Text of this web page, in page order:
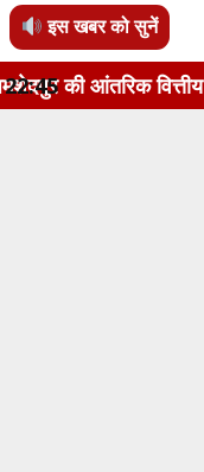
इस खबर को सुनें
व्यवस्थाओं में
22:45